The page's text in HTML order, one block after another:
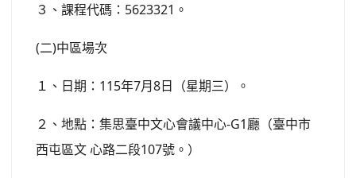
３、課程代碼：5623321。
(二)中區場次
１、日期：115年7月8日（星期三）。
２、地點：集思臺中文心會議中心-G1廳（臺中市
西屯區文 心路二段107號。）